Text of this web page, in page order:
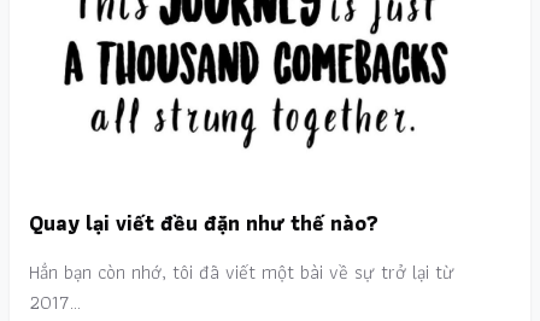
Quay lại viết đều đặn như thế nào?
Hẳn bạn còn nhớ, tôi đã viết một bài về sự trở lại từ
2017…